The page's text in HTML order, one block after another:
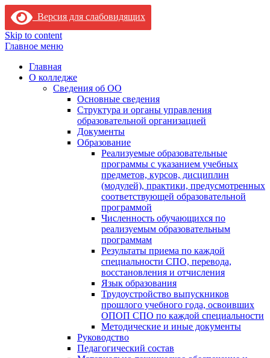
Версия для слабовидящих
Skip to content
Главное меню
Главная
О колледже
Сведения об ОО
Основные сведения
Структура и органы управления
образовательной организацией
Документы
Образование
Реализуемые образовательные
программы с указанием учебных
предметов, курсов, дисциплин
(модулей), практики, предусмотренных
соответствующей образовательной
программой
Численность обучающихся по
реализуемым образовательным
программам
Результаты приема по каждой
специальности СПО, перевода,
восстановления и отчисления
Язык образования
Трудоустройство выпускников
прошлого учебного года, освоивших
ОПОП СПО по каждой специальности
Методические и иные документы
Руководство
Педагогический состав